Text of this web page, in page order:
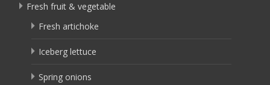
Fresh fruit & vegetable
Fresh artichoke
Iceberg lettuce
Spring onions